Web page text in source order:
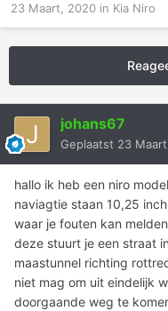
23 Maart, 2020 in Kia Niro
johans67
Geplaatst 23
hallo ik heb een niro
naviagtie staan 10,25
waar je fouten kan
deze stuurt je een straat
maastunnel richting
niet mag om uit eindelijk
doorgaande weg te